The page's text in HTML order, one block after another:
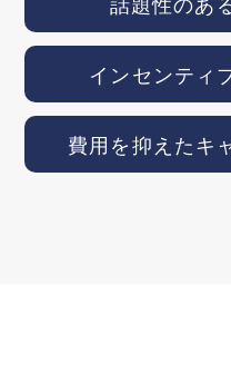
インセンティ
費用を抑えたキ